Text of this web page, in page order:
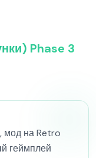
Phase 3
мод на Retro
геймплей